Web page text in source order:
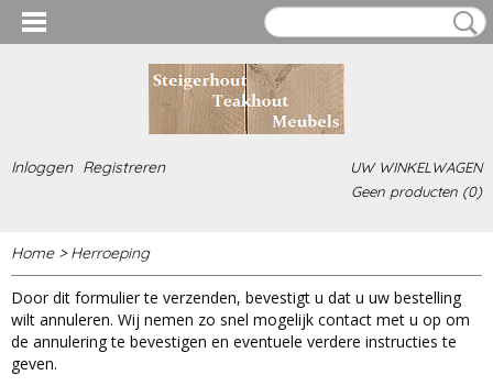
Inloggen Registreren
UW WINKELWAGEN
Geen producten (0)
Home> Herroeping
Door dit formulier te verzenden, bevestigt u dat u uw bestelling
wilt annuleren. Wij nemen zo snel mogelijk contact met u op om
de annulering te bevestigen en eventuele verdere instructies te
geven.